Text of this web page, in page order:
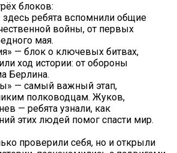
блоков:
ребята вспомнили общие
войны, от первых
мая.
— блок о ключевых битвах,
ход истории: от обороны
Берлина.
— самый важный этап,
полководцам. Жуков,
— ребята узнали, как
этих людей помог спасти мир.
проверили себя, но и открыли